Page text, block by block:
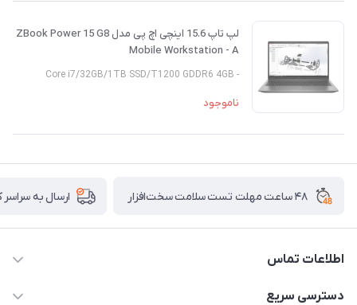
لپ تاپ 15.6 اینچی اچ پی مدل ZBook Power 15 G8
Mobile Workstation - A
- Core i7/32GB/1TB SSD/T1200 GDDR6 4GB
ناموجود
۴۸ ساعت مهلت تست سلامت سخت‌افزار ارسال به
اطلاعات تماس
02122913967
دسترسی سریع